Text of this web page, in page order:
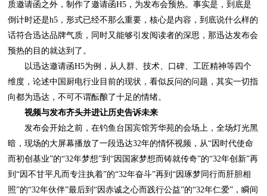
预热的目的就达到了。
向都为迅达，不可不谓酝酿了十足的情绪。
视频与发布齐头并进让历史告诉未来